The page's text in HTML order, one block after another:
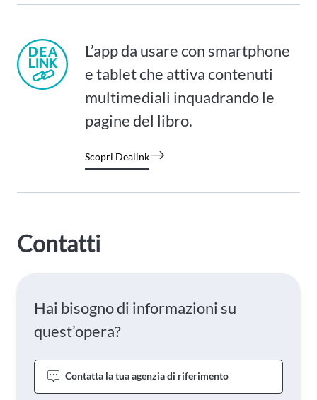
L’app da usare con smartphone
e tablet che attiva contenuti
multimediali inquadrando le
pagine del libro.
Scopri Dealink
Contatti
Hai bisogno di informazioni su
quest’opera?
Contatta la tua agenzia di riferimento